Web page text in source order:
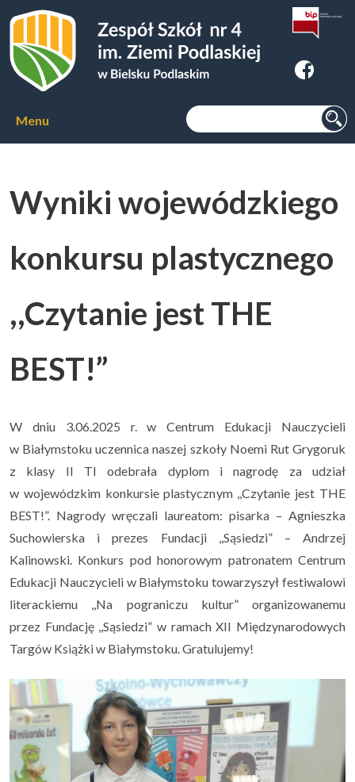
Zespoł Szkół nr 4 im. Ziemi
Podlaskiej w Bielsku Podlaskim
Szukaj:
Menu
O szkole ▼
Kierunki kształcenia ▼
Kursy zawodowe
Podlaskie Kukułki ▼
Rekrutacja ▼
Kontakt
Wyniki wojewódzkiego
konkursu plastycznego
,,Czytanie jest THE
BEST!”
W dniu 3.06.2025 r. w Centrum Edukacji Nauczycieli
w Białymstoku uczennica naszej szkoły Noemi Rut Grygoruk
z klasy II TI odebrała dyplom i nagrodę za udział
w wojewódzkim konkursie plastycznym ,,Czytanie jest THE
BEST!”. Nagrody wręczali laureatom: pisarka – Agnieszka
Suchowierska i prezes Fundacji ,,Sąsiedzi” – Andrzej
Kalinowski. Konkurs pod honorowym patronatem Centrum
Edukacji Nauczycieli w Białymstoku towarzyszył festiwalowi
literackiemu ,,Na pograniczu kultur” organizowanemu
przez Fundację ,,Sąsiedzi” w ramach XII Międzynarodowych
Targów Książki w Białymstoku. Gratulujemy!